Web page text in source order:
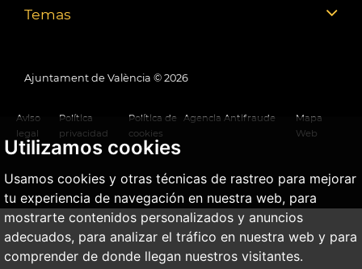
Utilizamos cookies
Usamos cookies y otras técnicas de rastreo para mejorar
tu experiencia de navegación en nuestra web, para
mostrarte contenidos personalizados y anuncios
adecuados, para analizar el tráfico en nuestra web y para
comprender de donde llegan nuestros visitantes.
Temas
Ajuntament de València © 2026
Aviso
legal
Política
privacidad
Política de
cookies
Agencia Antifraude
Mapa
Web